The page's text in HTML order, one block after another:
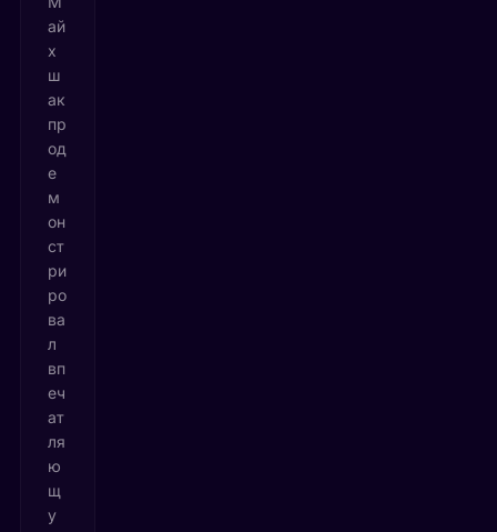
ай
х
ш
ак
пр
од
е
м
он
ст
ри
ро
ва
л
вп
еч
ат
ля
ю
щ
у